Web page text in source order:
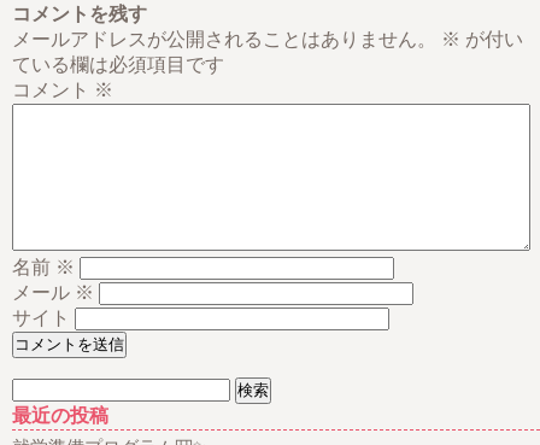
コメントを残す
メールアドレスが公開されることはありません。
※ が付い
ている欄は必須項目です
コメント ※
名前 ※
メール ※
サイト
索:
最近の投稿